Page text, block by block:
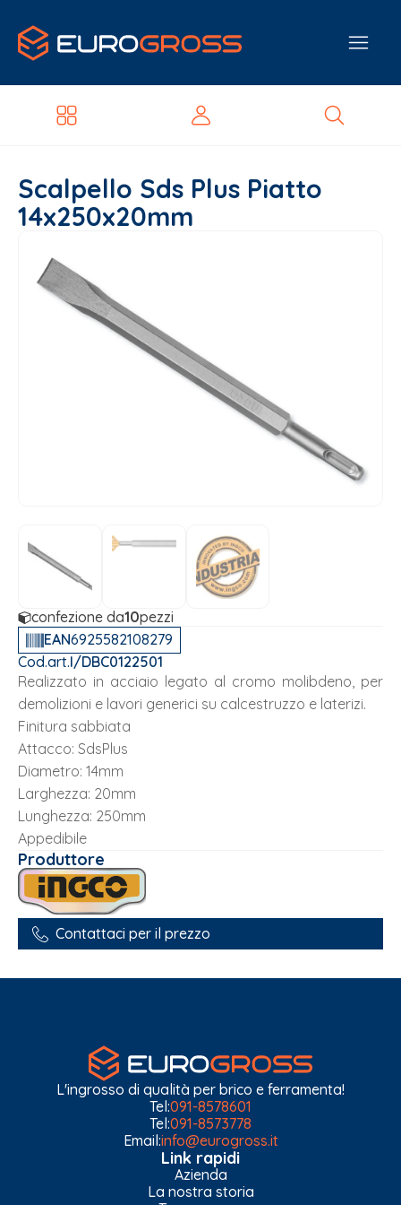
Scalpello Sds Plus Piatto
14x250x20mm
confezione da10pezzi
EAN6925582108279
Cod.art.I/DBC0122501
Realizzato in acciaio legato al cromo molibdeno, per
demolizioni e lavori generici su calcestruzzo e laterizi.
Finitura sabbiata
Attacco: SdsPlus
Diametro: 14mm
Larghezza: 20mm
Lunghezza: 250mm
Appedibile
Produttore
Contattaci per il prezzo
L'ingrosso di qualità per brico e ferramenta!
Tel:091-8578601
Tel:091-8573778
Email:info@eurogross.it
Link rapidi
Azienda
La nostra storia